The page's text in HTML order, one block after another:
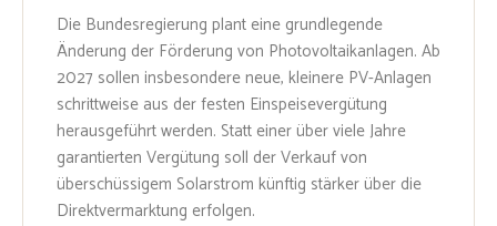
Die Bundesregierung plant eine grundlegende
Änderung der Förderung von Photovoltaikanlagen. Ab
2027 sollen insbesondere neue, kleinere PV-Anlagen
schrittweise aus der festen Einspeisevergütung
herausgeführt werden. Statt einer über viele Jahre
garantierten Vergütung soll der Verkauf von
überschüssigem Solarstrom künftig stärker über die
Direktvermarktung erfolgen.